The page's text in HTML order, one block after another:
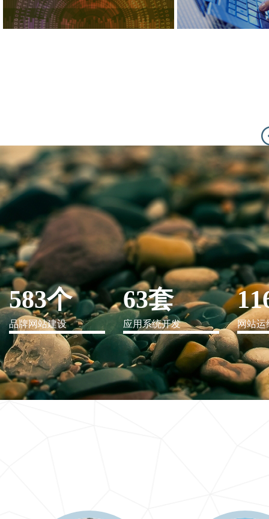
IT行业解决方案
信息爆炸时代，信息传递是否做到更新、更全、更
快
583个
品牌网站建设
63套
应用系统开发 网站运